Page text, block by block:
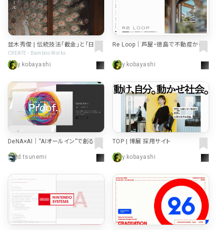
並木秀俊 | 伝統技法「截金」と「日本
画」を融合させ、独自の表現を追求す
る截金師・日本画家
CREATE - Bamboo Works
y.kobayashi
Re Loop｜芦屋・徳島で不動産からリ
ノベーション、建物の再生までを一続
きに。
y.kobayashi
DeNA×AI｜“AIオールイン”で創るDel
d.tsunemi
TOP | 博展 採用サイト
y.kobayashi